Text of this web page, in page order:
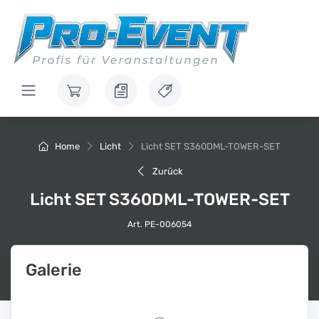
Home Licht Licht SET S360DML-TOWER-SET
Zurück
Licht SET S360DML-TOWER-SET
Art. PE-006054
Galerie